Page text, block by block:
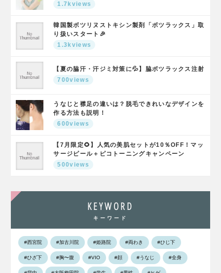
1.7kviews
韓国製ボツリヌストキシン製剤「ボツラックス」取
り扱いスタート🎉
1.3kviews
【夏の脇汗・汗ジミ対策に💦】脇ボツラックス注射
700views
うなじと襟足の違いは？脱毛できれいなデザインを
作る方法も説明！
600views
【7月限定🌻】人気の美肌セットが10％OFF！マッ
サージピール＋ピコトーニングキャンペーン
500views
KEYWORD
キーワード
#西宮院 #加古川院 #姫路院 #両わき #ひじ下
#ひざ下 #胸〜腹 #VIO #顔 #うなじ #全身